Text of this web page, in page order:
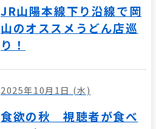
JR山陽本線下り沿線で岡
山のオススメうどん店巡
り！
2025年10月1日 (水)
食欲の秋 視聴者が食べ